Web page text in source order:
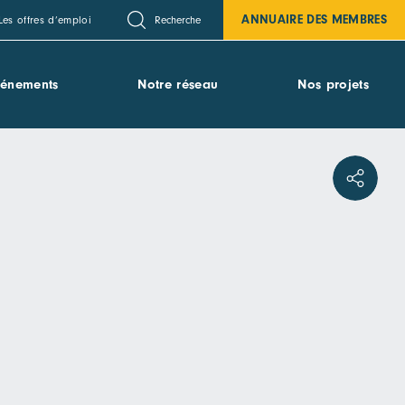
Les offres d’emploi Recherche ANNUAIRE DES MEMBRES
Notre réseau Nos projets